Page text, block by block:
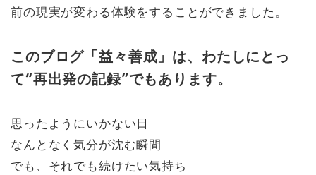
前の現実が変わる体験をすることができました。
このブログ「益々善成」は、わたしにとっ
て“再出発の記録”でもあります。
思ったようにいかない日
なんとなく気分が沈む瞬間
でも、それでも続けたい気持ち